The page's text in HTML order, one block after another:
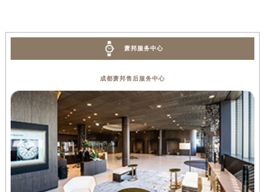
萧邦服务中心
成都萧邦售后服务中心